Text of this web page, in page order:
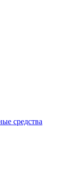
средства